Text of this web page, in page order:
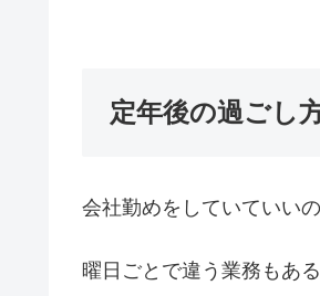
定年後の過ごし
会社勤めをしていていい
曜日ごとで違う業務もあ